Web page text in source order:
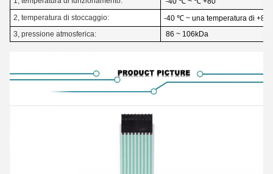
2, temperatura di stoccaggio:
-40 ℃ ~ una temperatura di +85
3, pressione atmosferica:
86 ~ 106kDa